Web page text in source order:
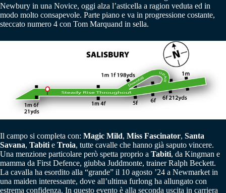
Newbury in una Novice, oggi alza l’asticella a ragion veduta ed in
modo molto consapevole. Parte piano e va in progressione costante,
steccato numero 4 con Tom Marquand in sella.
Il campo si completa con: Magic Mild, Miss Fascinator, Santa
Savana, Tabiti e Troia, tutte cavalle che hanno già saputo vincere.
Una menzione particolare però spetta proprio a Tabiti, da Kingman e
mamma da First Defence, giubba Juddmonte, trainer Ralph Beckett.
La cavalla ha esordito alla “grande” il 10 agosto ’24 a Newmarket in
una maiden interessante, dove all’ultima furlong ha allungato con
estrema confidenza. In questo evento è alla seconda uscita in carriera